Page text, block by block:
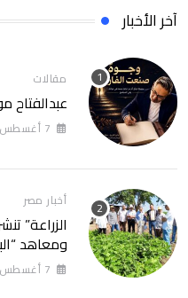
آخر الأخبار
مقالات
7 أغسطس، 2026
أخبار مصر
الزراعة”
ومعاهد
من أغسطس
7 أغسطس، 2026